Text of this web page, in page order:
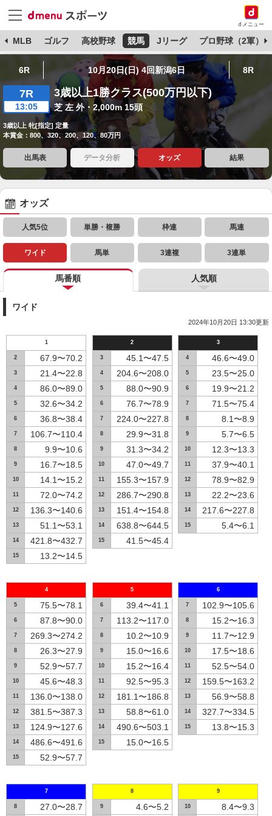
dメニュー
MLB ゴルフ 高校野球 競馬 Jリーグ プロ野球（2軍）
6R 10月20日(日) 4回新潟6日 8R
7R
13:05
3歳以上1勝クラス(500万円以下)
芝 左 外・2,000m 15頭
3歳以上 牝[指定] 定量
本賞金：800、320、200、120、80万円
出馬表 データ分析 オッズ 結果
オッズ
人気5位 単勝・複勝 枠連 馬連
ワイド 馬単 3連複 3連単
馬番順 人気順
ワイド
2024年10月20日 13:30更新
1
2 67.9〜70.2
3 21.4〜22.8
4 86.0〜89.0
5 32.6〜34.2
6 36.8〜38.4
7 106.7〜110.4
8 9.9〜10.6
9 16.7〜18.5
10 14.1〜15.2
11 72.0〜74.2
12 136.3〜140.6
13 51.1〜53.1
14 421.8〜432.7
15 13.2〜14.5
2
3 45.1〜47.5
4 204.6〜208.0
5 88.0〜90.9
6 76.7〜78.9
7 224.0〜227.8
8 29.9〜31.8
9 31.3〜34.2
10 47.0〜49.7
11 155.3〜157.9
12 286.7〜290.8
13 151.4〜154.8
14 638.8〜644.5
15 41.5〜45.4
3
4 46.6〜49.0
5 23.5〜25.0
6 19.9〜21.2
7 71.5〜75.4
8 8.1〜8.9
9 5.7〜6.5
10 12.3〜13.3
11 37.9〜40.1
12 78.9〜82.9
13 22.2〜23.6
14 217.6〜227.8
15 5.4〜6.1
4
5 75.5〜78.1
6 87.8〜90.0
7 269.3〜274.2
8 26.3〜27.9
9 52.9〜57.7
10 45.6〜48.3
11 136.0〜138.0
12 381.5〜387.3
13 124.9〜127.6
14 486.6〜491.6
15 52.9〜57.7
5
6 39.4〜41.1
7 113.2〜117.0
8 10.2〜10.9
9 15.0〜16.6
10 15.2〜16.4
11 92.5〜95.3
12 181.1〜186.8
13 58.8〜61.0
14 490.6〜503.1
15 15.0〜16.5
6
7 102.9〜105.6
8 15.2〜16.3
9 11.7〜12.9
10 17.5〜18.6
11 52.5〜54.0
12 159.5〜163.2
13 56.9〜58.8
14 327.7〜334.5
15 13.8〜15.3
7
8 27.0〜28.7
8
9 4.6〜5.2
9
10 8.4〜9.3